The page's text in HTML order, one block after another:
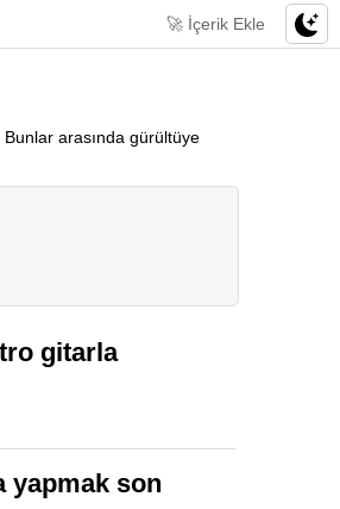
🚀 İçerik Ekle
Bunlar arasında gürültüye
gitarla
yapmak son